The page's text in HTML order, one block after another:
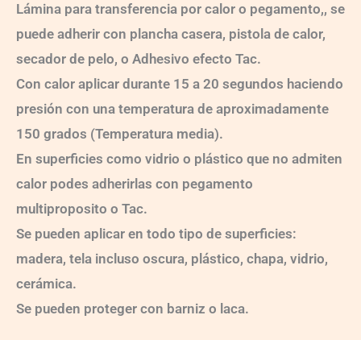
Lámina para transferencia por calor o pegamento,, se
puede adherir con plancha casera, pistola de calor,
secador de pelo, o Adhesivo efecto Tac.
Con calor aplicar durante 15 a 20 segundos haciendo
presión con una temperatura de aproximadamente
150 grados (Temperatura media).
En superficies como vidrio o plástico que no admiten
calor podes adherirlas con pegamento
multiproposito o Tac.
Se pueden aplicar en todo tipo de superficies:
madera, tela incluso oscura, plástico, chapa, vidrio,
cerámica.
Se pueden proteger con barniz o laca.